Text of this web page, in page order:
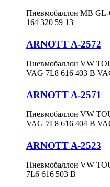
Пневмобаллон MB GL-
164 320 59 13
ARNOTT A-2572
Пневмобаллон VW
VAG 7L8 616 403 B
ARNOTT A-2571
Пневмобаллон VW
VAG 7L8 616 404 B
ARNOTT A-2523
Пневмобаллон VW
7L6 616 503 B